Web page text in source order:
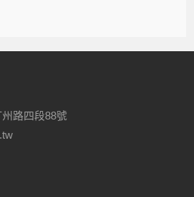
路四段88號